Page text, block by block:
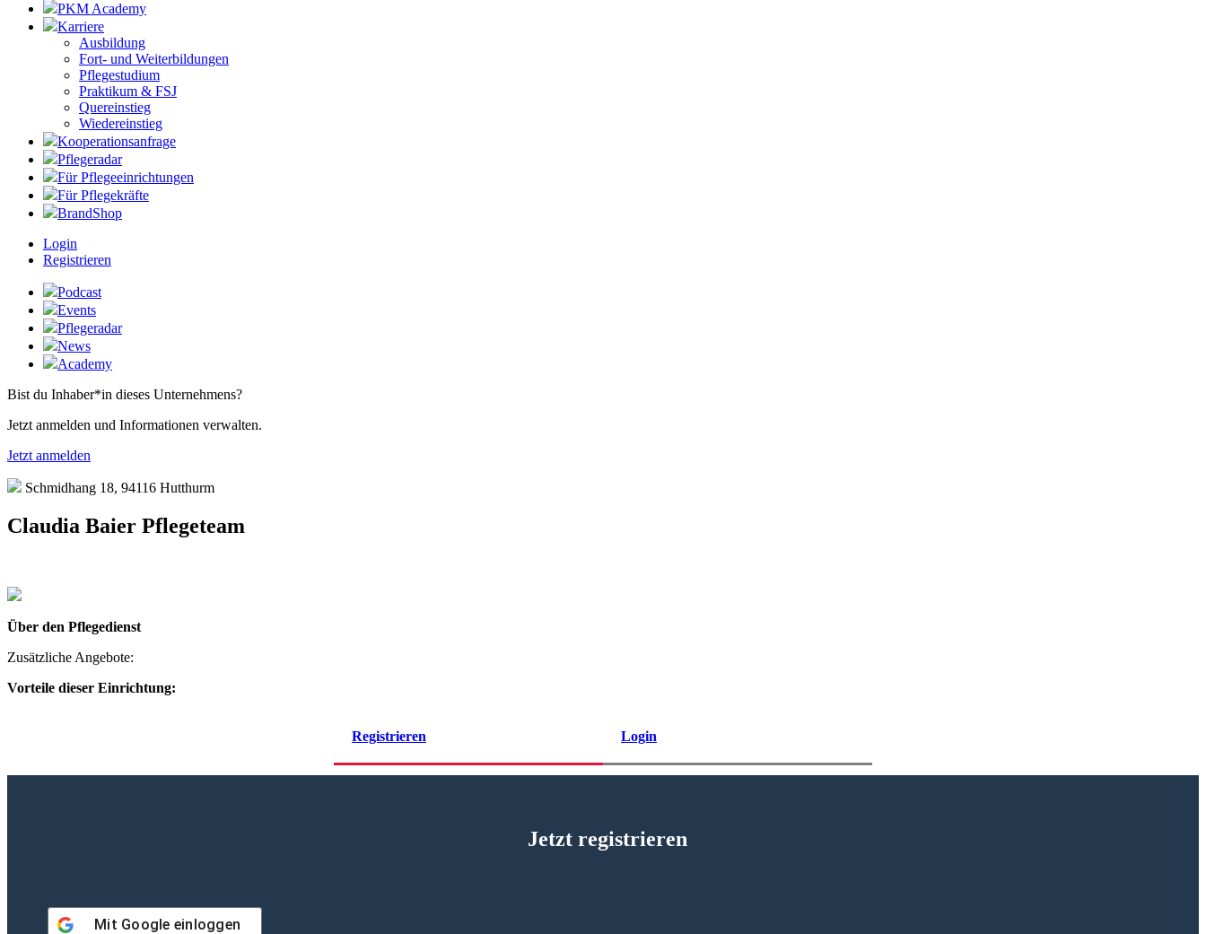
PKM Academy
Karriere
Ausbildung
Fort- und Weiterbildungen
Pflegestudium
Praktikum & FSJ
Quereinstieg
Wiedereinstieg
Kooperationsanfrage
Pflegeradar
Für Pflegeeinrichtungen
Für Pflegekräfte
BrandShop
Login
Registrieren
Podcast
Events
Pflegeradar
News
Academy
Bist du Inhaber*in dieses Unternehmens?
Jetzt anmelden und Informationen verwalten.
Jetzt anmelden
Schmidhang 18, 94116 Hutthurm
Claudia Baier Pflegeteam
Über den Pflegedienst
Zusätzliche Angebote:
Vorteile dieser Einrichtung:
Registrieren Login
Jetzt registrieren
Mit Google einloggen